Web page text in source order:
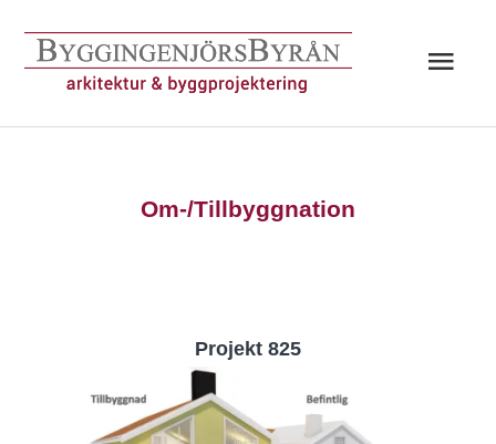
innehåll
Om-/Tillbyggnation
Projekt 825